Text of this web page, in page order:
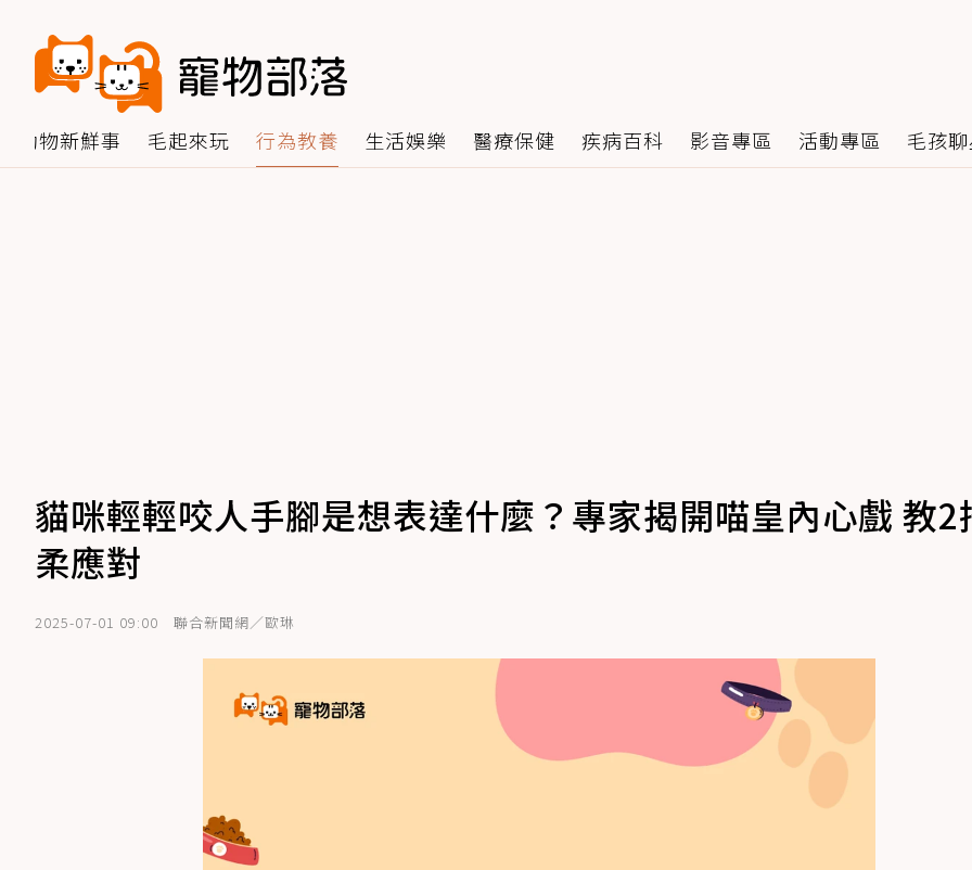
動物新鮮事 毛起來玩 行為教養 生活娛樂 醫療保健 疾病百科 影音專區 活動專區 毛孩
貓咪輕輕咬人手腳是想表達什麼？專家揭開喵皇內心戲 教2
柔應對
2025-07-01 09:00 聯合新聞網／歐琳